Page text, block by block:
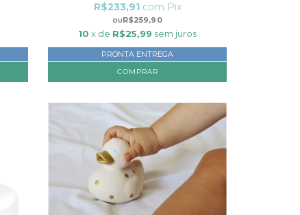
R$259,90
R$233,91 com Pix
10 x de R$25,99 sem juros
PRONTA ENTREGA